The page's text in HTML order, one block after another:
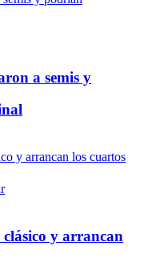
a semis y
y arrancan